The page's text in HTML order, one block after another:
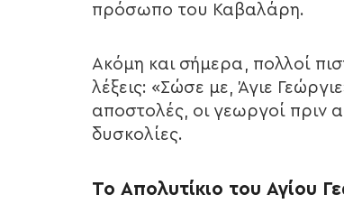
πρόσωπο του Καβαλάρη.
Ακόμη και σήμερα, πολλοί
λέξεις: «Σώσε με, Άγιε
αποστολές, οι γεωργοί πριν
δυσκολίες.
Το Απολυτίκιο του Αγίου